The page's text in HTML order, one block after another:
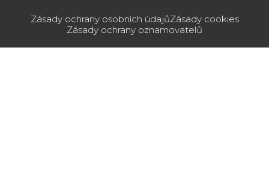
Zásady ochrany osobních údajůZásady cookies
Zásady ochrany oznamovatelů